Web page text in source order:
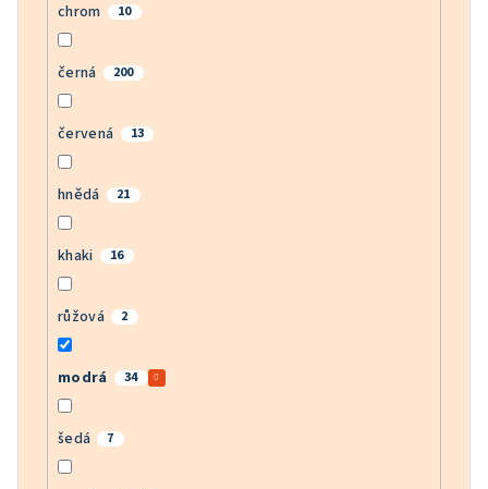
chrom 10
černá 200
červená 13
hnědá 21
khaki 16
růžová 2
modrá 34
šedá 7